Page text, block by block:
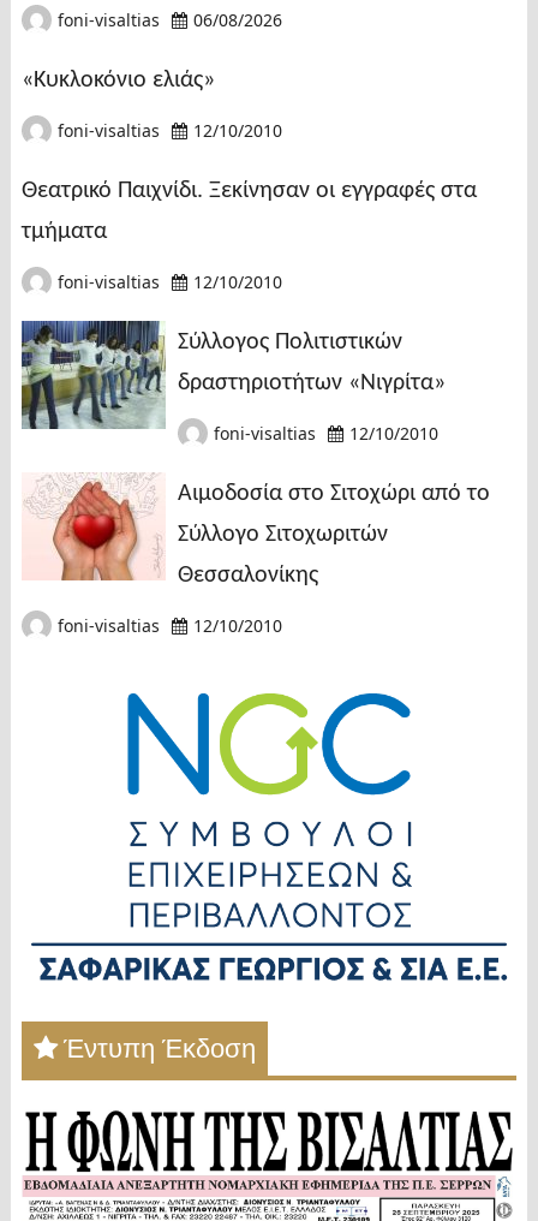
foni-visaltias 06/08/2026
«Κυκλοκόνιο ελιάς»
foni-visaltias 12/10/2010
Θεατρικό Παιχνίδι. Ξεκίνησαν οι εγγραφές στα
τμήματα
foni-visaltias 12/10/2010
Σύλλογος Πολιτιστικών
δραστηριοτήτων «Νιγρίτα»
foni-visaltias 12/10/2010
Αιμοδοσία στο Σιτοχώρι από το
Σύλλογο Σιτοχωριτών
Θεσσαλονίκης
foni-visaltias 12/10/2010
Έντυπη Έκδοση